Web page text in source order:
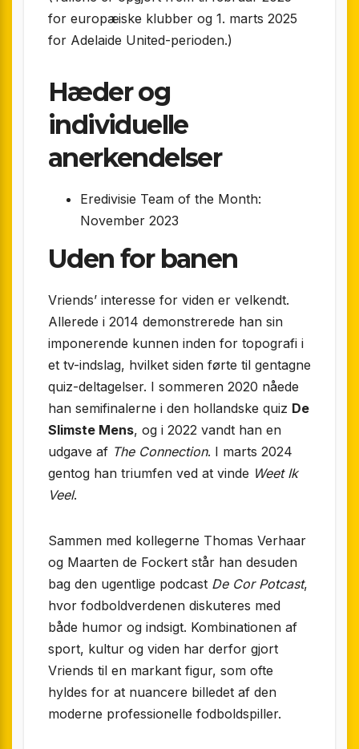
for europæiske klubber og 1. marts 2025
for Adelaide United-perioden.)
Hæder og
individuelle
anerkendelser
Eredivisie Team of the Month:
November 2023
Uden for banen
Vriends’ interesse for viden er velkendt.
Allerede i 2014 demonstrerede han sin
imponerende kunnen inden for topografi i
et tv-indslag, hvilket siden førte til gentagne
quiz-deltagelser. I sommeren 2020 nåede
han semifinalerne i den hollandske quiz De
Slimste Mens, og i 2022 vandt han en
udgave af The Connection. I marts 2024
gentog han triumfen ved at vinde Weet Ik
Veel.
Sammen med kollegerne Thomas Verhaar
og Maarten de Fockert står han desuden
bag den ugentlige podcast De Cor Potcast,
hvor fodboldverdenen diskuteres med
både humor og indsigt. Kombinationen af
sport, kultur og viden har derfor gjort
Vriends til en markant figur, som ofte
hyldes for at nuancere billedet af den
moderne professionelle fodboldspiller.